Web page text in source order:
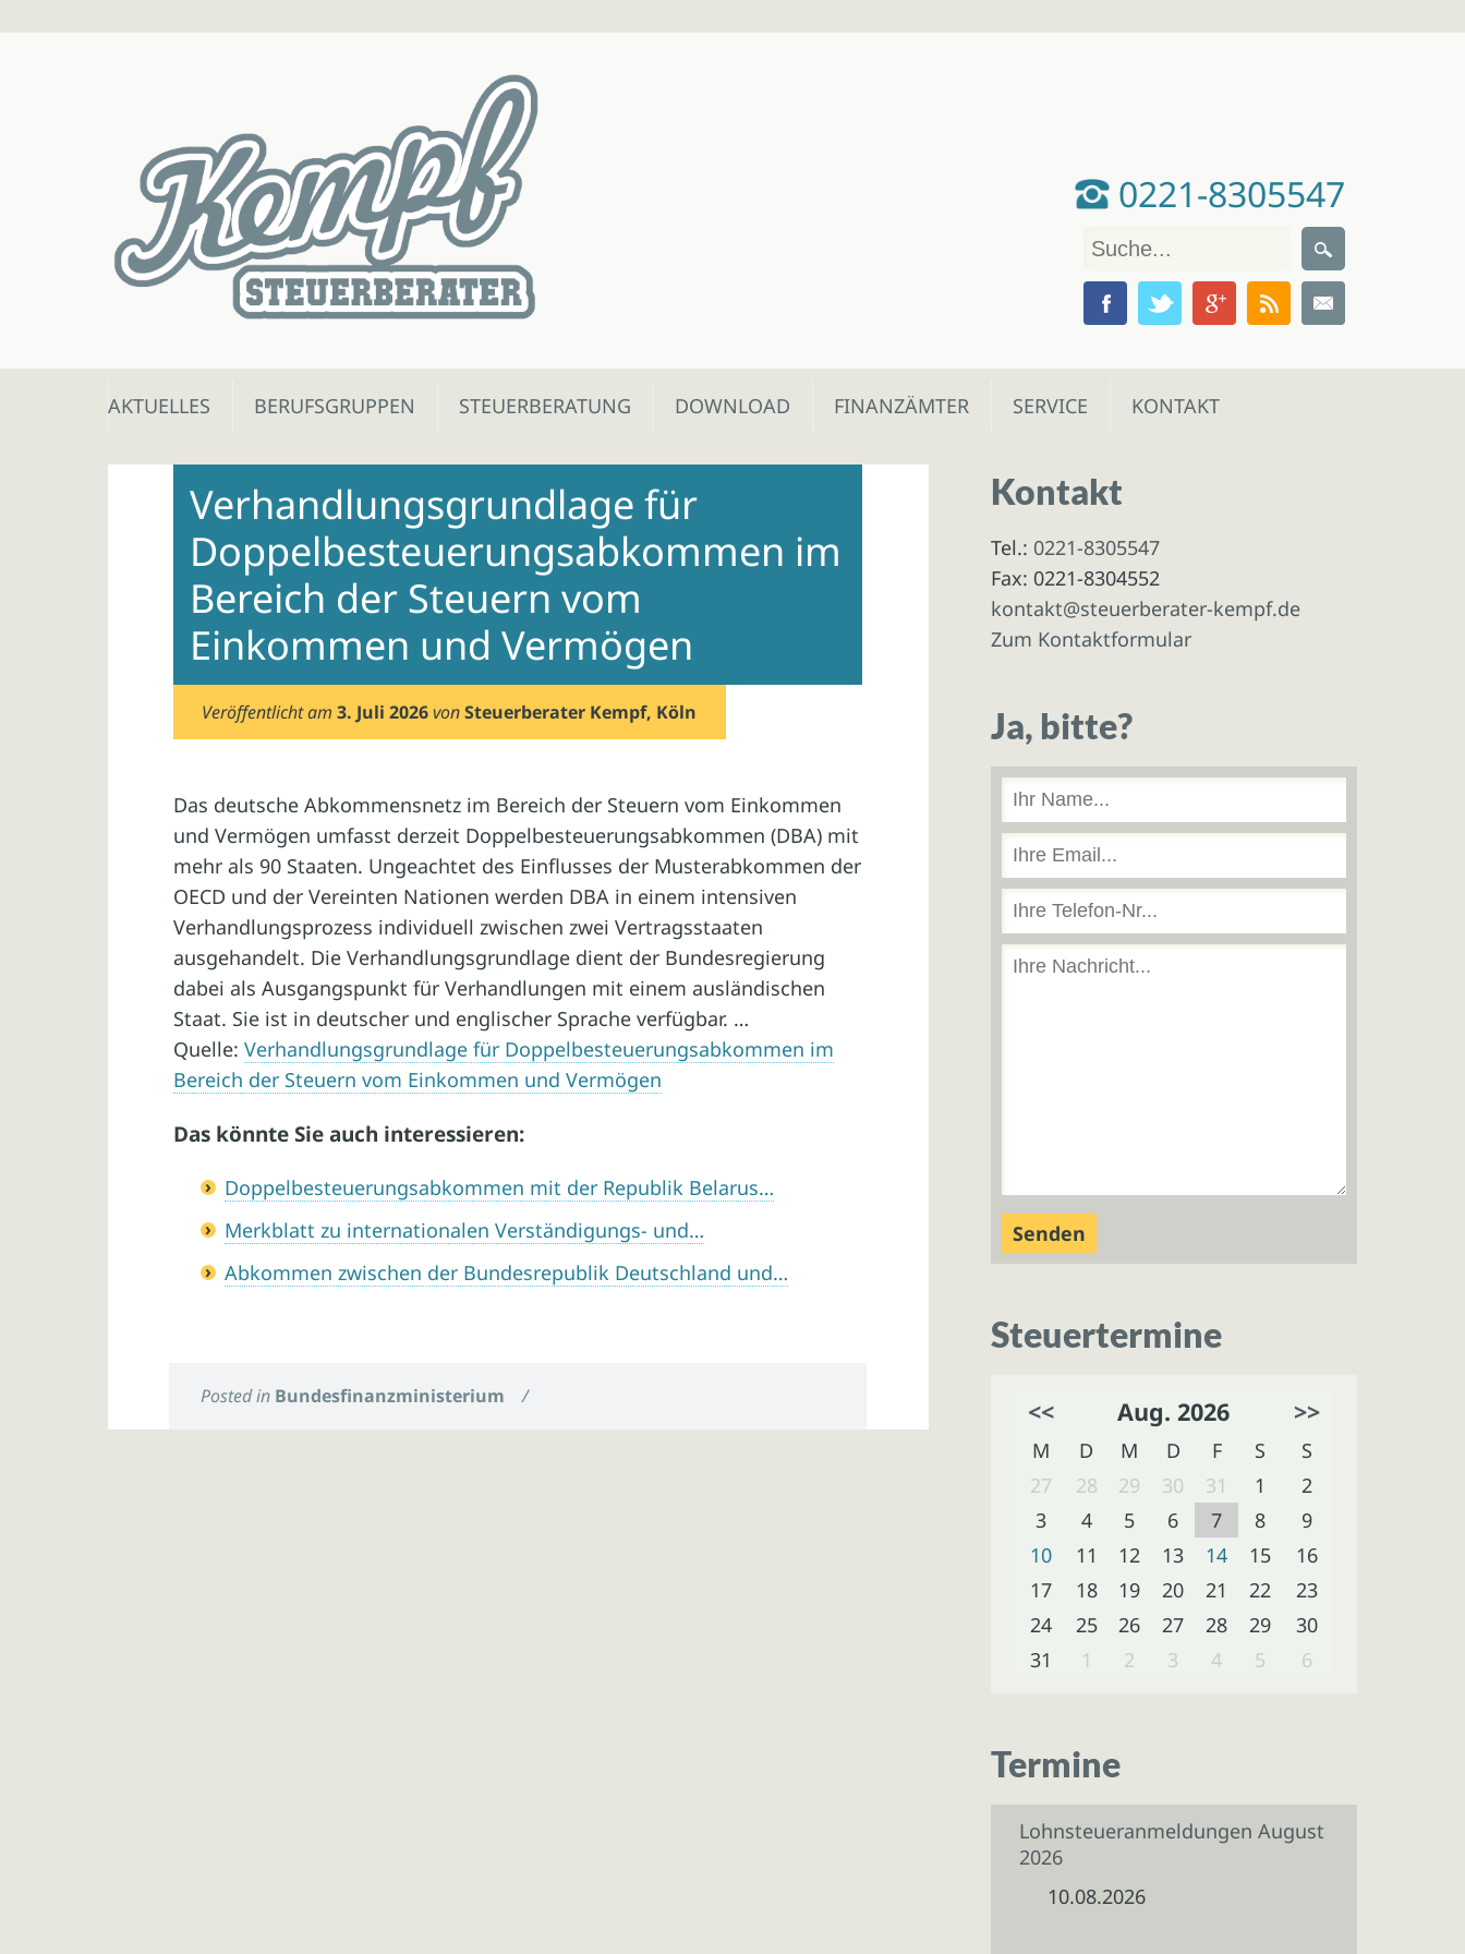
0221-8305547
Skip
AKTUELLES BERUFSGRUPPEN STEUERBERATUNG DOWNLOAD FINANZÄMTER SERVICE KONTAKT
Verhandlungsgrundlage für
Doppelbesteuerungsabkommen im
Bereich der Steuern vom
Einkommen und Vermögen
Veröffentlicht am3. Juli 2026 vonSteuerberater Kempf, Köln
Das deutsche Abkommensnetz im Bereich der Steuern vom Einkommen
und Vermögen umfasst derzeit Doppelbesteuerungsabkommen (DBA) mit
mehr als 90 Staaten. Ungeachtet des Einflusses der Musterabkommen der
OECD und der Vereinten Nationen werden DBA in einem intensiven
Verhandlungsprozess individuell zwischen zwei Vertragsstaaten
ausgehandelt. Die Verhandlungsgrundlage dient der Bundesregierung
dabei als Ausgangspunkt für Verhandlungen mit einem ausländischen
Staat. Sie ist in deutscher und englischer Sprache verfügbar. …
Quelle:Verhandlungsgrundlage für Doppelbesteuerungsabkommen im
Bereich der Steuern vom Einkommen und Vermögen
Das könnte Sie auch interessieren:
Doppelbesteuerungsabkommen mit der Republik Belarus…
Merkblatt zu internationalen Verständigungs- und…
Abkommen zwischen der Bundesrepublik Deutschland und…
Posted in Bundesfinanzministerium /
Kontakt
Tel.: 0221-8305547
Fax: 0221-8304552
kontakt@steuerberater-kempf.de
Zum Kontaktformular
Ja, bitte?
Steuertermine
<< Aug. 2026 >>
M D M D F S
S
27
28 29 30 31 1
2
3
4 5 6 7 8
9
10
11 12 13 14 15
16
17
18 19 20 21 22
23
24
25 26 27 28 29
30
31
1 2 3 4 5 6
Termine
Lohnsteueranmeldungen August
2026
10.08.2026